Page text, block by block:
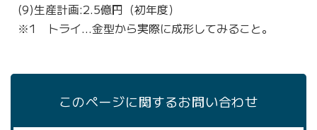
(9)生産計画:2.5億円（初年度）
※1
トライ…金型から実際に成形してみること。
このページに関するお問い合わせ